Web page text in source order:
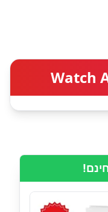
Watch